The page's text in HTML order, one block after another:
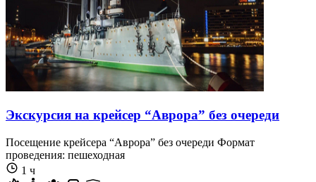
Экскурсия на крейсер “Аврора” без очереди
Посещение крейсера “Аврора” без очереди Формат
проведения: пешеходная
1 ч